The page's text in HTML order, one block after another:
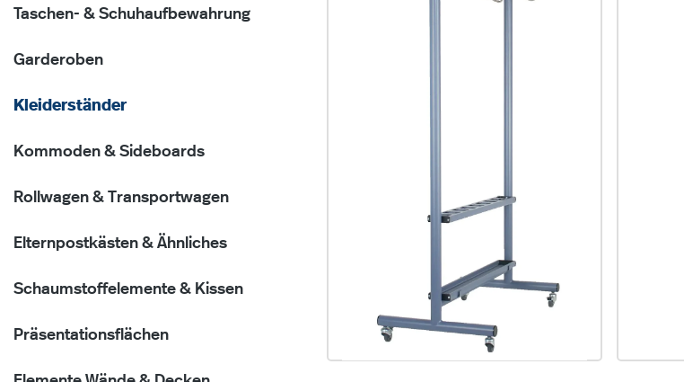
Taschen- & Schuhaufbewahrung
Garderoben
Kleiderständer
Kommoden & Sideboards
Rollwagen & Transportwagen
Elternpostkästen & Ähnliches
Schaumstoffelemente & Kissen
Präsentationsflächen